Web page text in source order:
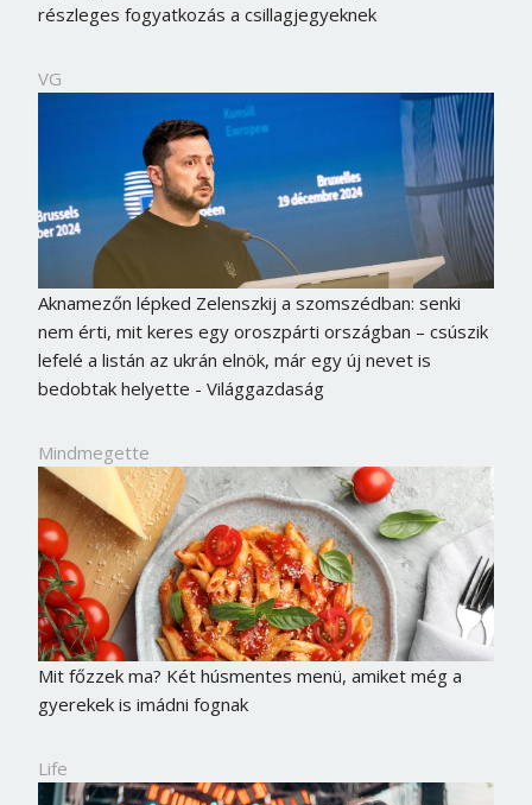
részleges fogyatkozás a csillagjegyeknek
VG
Aknamezőn lépked Zelenszkij a szomszédban: senki
nem érti, mit keres egy oroszpárti országban – csúszik
lefelé a listán az ukrán elnök, már egy új nevet is
bedobtak helyette - Világgazdaság
Mindmegette
Mit főzzek ma? Két húsmentes menü, amiket még a
gyerekek is imádni fognak
Life